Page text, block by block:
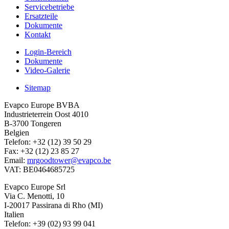
Servicebetriebe
Ersatzteile
Dokumente
Kontakt
Login-Bereich
Dokumente
Video-Galerie
Sitemap
Evapco Europe BVBA
Industrieterrein Oost 4010
B-3700 Tongeren
Belgien
Telefon: +32 (12) 39 50 29
Fax: +32 (12) 23 85 27
Email: mrgoodtower@evapco.be
VAT: BE0464685725
Evapco Europe Srl
Via C. Menotti, 10
I-20017 Passirana di Rho (MI)
Italien
Telefon: +39 (02) 93 99 041